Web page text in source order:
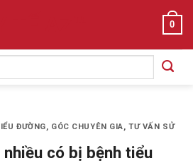
0
ĐƯỜNG, GÓC CHUYÊN GIA,TƯ VẤN SỬ
có bị bệnh tiểu